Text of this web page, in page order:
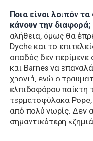
Ποια είναι λοιπόν
κάνουν την διαφορά;
αλήθεια, όμως θα
Dyche και το
οπαδός δεν περίμενε
και Barnes να
χρονιά, ενώ ο
ελπιδοφόρου παίκτη
τερματοφύλακα
από πολύ νωρίς. Δεν
σημαντικότερη